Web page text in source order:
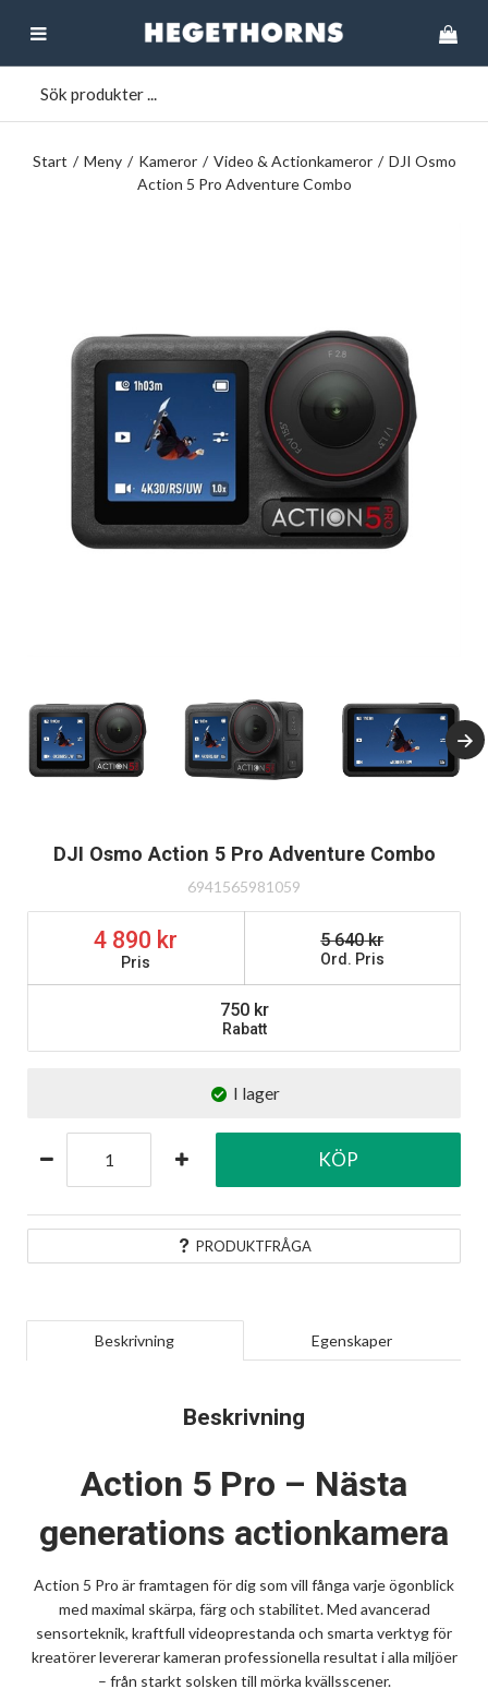
Start / Meny / Kameror / Video & Actionkameror / DJI Osmo
Action 5 Pro Adventure Combo
DJI Osmo Action 5 Pro Adventure Combo
6941565981059
Pris
4 890
Ord. Pris
5 640
Rabatt
750
I lager
PRODUKTFRÅGA
KÖP
Beskrivning Egenskaper
Beskrivning
Action 5 Pro – Nästa
generations actionkamera
Action 5 Pro är framtagen för dig som vill fånga varje ögonblick
med maximal skärpa, färg och stabilitet. Med avancerad
sensorteknik, kraftfull videoprestanda och smarta verktyg för
kreatörer levererar kameran professionella resultat i alla miljöer
– från starkt solsken till mörka kvällsscener.